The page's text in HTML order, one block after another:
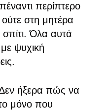
περίπτερο
στη μητέρα
Όλα αυτά
ψυχική
ήξερα πώς να
μόνο που